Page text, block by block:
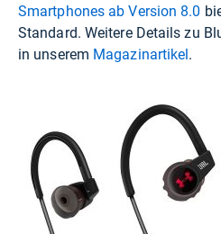
Smartphones ab Version 8.0
Standard. Weitere Details zu
in unserem Magazinartikel .